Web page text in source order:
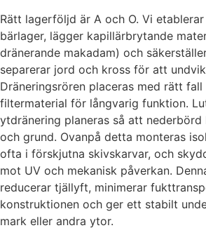
Rätt lagerföljd är A och O. Vi
bärlager, lägger kapillärbrytande
dränerande makadam) och
separerar jord och kross för att
Dräneringsrören placeras med rätt
filtermaterial för långvarig funktion.
ytdränering planeras så att
och grund. Ovanpå detta monteras
ofta i förskjutna skivskarvar, och
mot UV och mekanisk påverkan.
reducerar tjällyft, minimerar
konstruktionen och ger ett stabilt
mark eller andra ytor.